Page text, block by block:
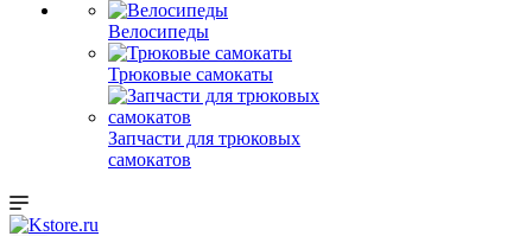
Велосипеды
Трюковые самокаты
Запчасти для трюковых
самокатов